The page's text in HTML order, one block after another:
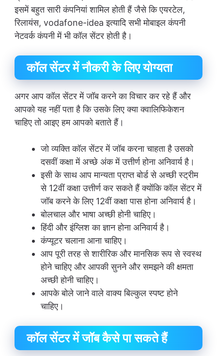
इसमें बहुत सारी कंपनियां शामिल होती हैं जैसे कि एयरटेल,
रिलायंस, vodafone-idea इत्यादि सभी मोबाइल कंपनी
नेटवर्क कंपनी में भी कॉल सेंटर होती है।
कॉल सेंटर में नौकरी के लिए योग्यता
अगर आप कॉल सेंटर में जॉब करने का विचार कर रहे हैं और
आपको यह नहीं पता है कि उसके लिए क्या क्वालिफिकेशन
चाहिए तो आइए हम आपको बताते हैं।
जो व्यक्ति कॉल सेंटर में जॉब करना चाहता है उसको
दसवीं कक्षा में अच्छे अंक में उत्तीर्ण होना अनिवार्य है।
इसी के साथ आप मान्यता प्राप्त बोर्ड से अच्छी स्ट्रीम
से 12वीं कक्षा उत्तीर्ण कर सकते हैं क्योंकि कॉल सेंटर में
जॉब करने के लिए 12वीं कक्षा पास होना अनिवार्य है।
बोलचाल और भाषा अच्छी होनी चाहिए।
हिंदी और इंग्लिश का ज्ञान होना अनिवार्य है।
कंप्यूटर चलाना आना चाहिए।
आप पूरी तरह से शारीरिक और मानसिक रूप से स्वस्थ
होने चाहिए और आपकी सुनने और समझने की क्षमता
अच्छी होनी चाहिए।
आपके बोले जाने वाले वाक्य बिल्कुल स्पष्ट होने
चाहिए।
कॉल सेंटर में जॉब कैसे पा सकते हैं